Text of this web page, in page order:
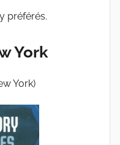
préférés.
York
York)